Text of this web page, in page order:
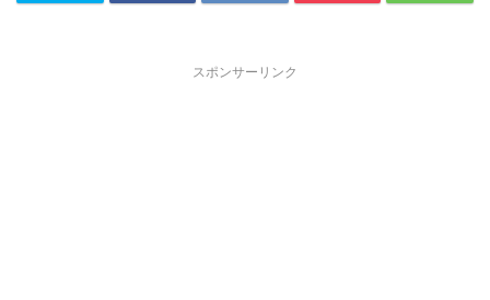
スポンサーリンク